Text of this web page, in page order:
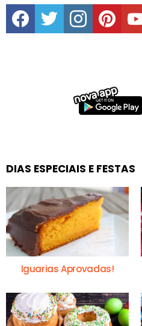
facebooktwitter instagrampinterest
DIAS ESPECIAIS E FESTAS
Iguarias Aprovadas!